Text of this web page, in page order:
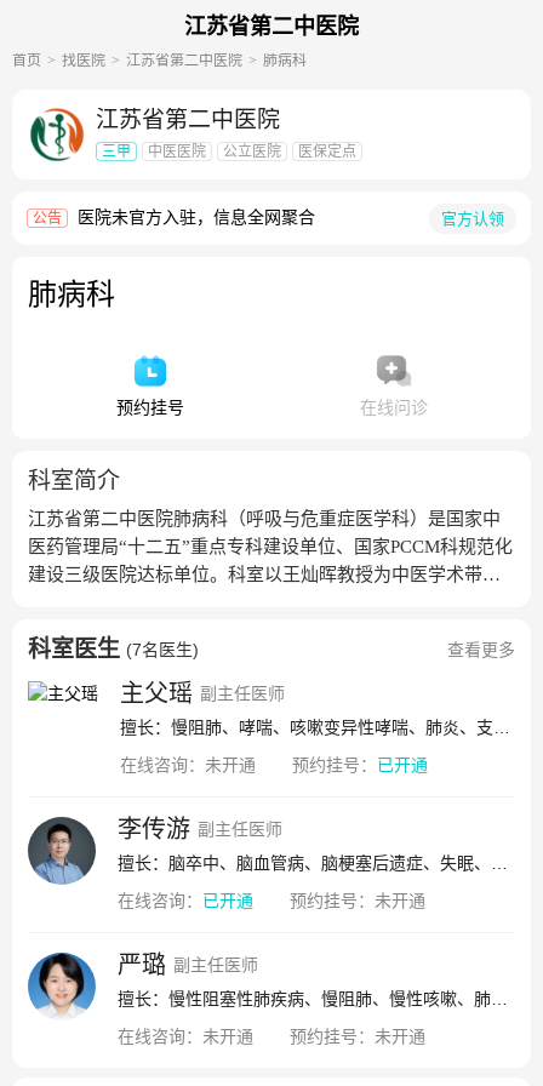
江苏省第二中医院
首页 找医院 江苏省第二中医院 肺病科
江苏省第二中医院
三甲 中医医院 公立医院 医保定点
公告 医院未官方入驻，信息全网聚合 官方认领
肺病科
预约挂号 在线问诊
科室简介
江苏省第二中医院肺病科（呼吸与危重症医学科）是国家中
医药管理局“十二五”重点专科建设单位、国家PCCM科规范化
建设三级医院达标单位。科室以王灿晖教授为中医学术带头
病方面的特色优势，已成为集医疗、教学、科研为一体的综
合型中医肺病诊疗中心。拥有专科病房、肺功能室、纤维支
还是南京中医药大学国家中医药管理局重点学科、江苏省重
点学科—方剂学科临床基地，中医养生学科临床基地。主要
症、肺癌、间质性肺病、肿瘤免疫治疗后相关不良反应、气
道狭窄、气道肿瘤等。一、慢性气道炎症性疾病方向以范欣
生教授、朱益敏主任为方向带头人，董克州医师为医疗负责
人。对慢性气道治疗及慢病管理工作进行规范化的全程管
床疗效，减轻患者症状，提高免疫力，减少复发。二、肺癌
方向以朱益敏主任为方向带头人，赵裕沛医师为医疗负责
人。通过开展经皮肺穿刺、电子气管镜等现代医疗技术提高
对肺癌进行精准化诊断，联合肿瘤科、外科、放射科、病理
科室医生 (7名医生) 查看更多
主父瑶 副主任医师
在线咨询： 未开通 预约挂号： 已开通
李传游 副主任医师
在线咨询： 已开通 预约挂号： 未开通
严璐 副主任医师
在线咨询： 未开通 预约挂号： 未开通